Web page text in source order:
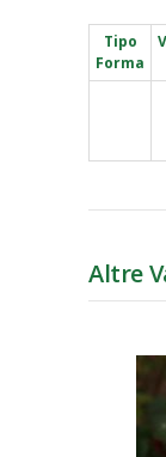
Tipo
Forma
Altre